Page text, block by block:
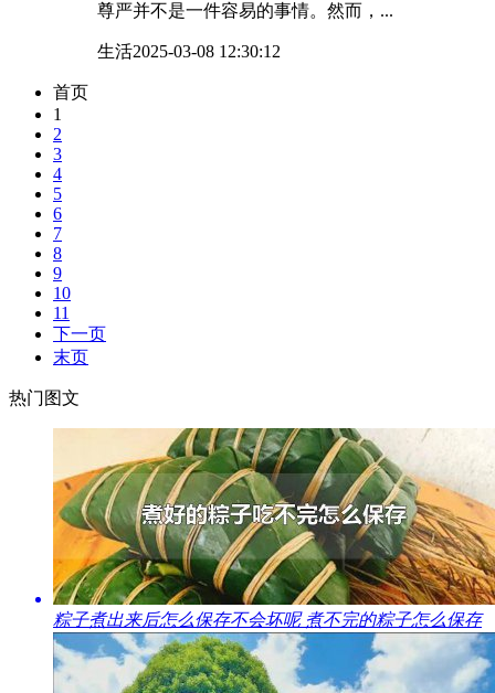
尊严并不是一件容易的事情。然而，...
生活2025-03-08 12:30:12
首页
1
2
3
4
5
6
7
8
9
10
11
下一页
末页
热门图文
​粽子煮出来后怎么保存不会坏呢 煮不完的粽子怎么保存